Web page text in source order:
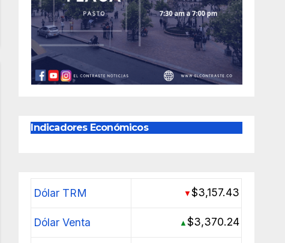
Indicadores Económicos
Dólar TRM ▼$3,157.43
Dólar Venta ▲$3,370.24